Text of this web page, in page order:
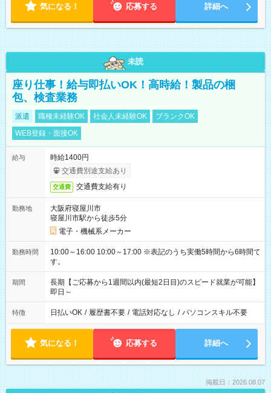
気になる！ 応募する 詳細へ
未読
座り仕事！給与即払いOK！高時給！製品の梱
包、検査業務
派遣 職種未経験OK 社会人未経験OK
ブランクOK
WEB登録・面接OK
給与
時給1400円
交通費別途支給あり
交通費 交通費支給有り
勤務地
大阪府寝屋川市
寝屋川市駅から徒歩5分
電子・機械系メーカー
勤務時間
10:00～16:00 10:00～17:00 ※表記のうち実働5時間から6時間で
す。
期間
長期【ご応募から1週間以内(最短2日目)のスピード就業が可能】
即日～
特徴 日払いOK / 履歴書不要 / 電話対応なし / パソコンスキル不要
気になる！ 応募する 詳細へ
掲載日：2026.08.07